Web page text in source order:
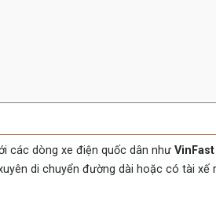
các dòng xe điện quốc dân như VinFast
di chuyển đường dài hoặc có tài xế